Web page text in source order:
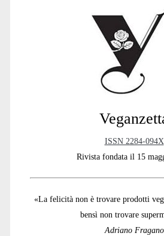
ISSN 2284-094X
Rivista fondata il 15
«La felicità non è trovare prodotti
bensì non trovare
Adriano Fragano